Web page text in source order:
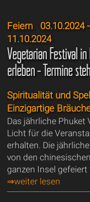
Feiern03.10.2024 -
11.10.2024
Vegetarian Festival
erleben - Termine
Spiritualität und
Einzigartige
Das jährliche Phuket
Licht für die
erhalten. Die
von den
ganzen Insel gefeiert
⇒weiter lesen